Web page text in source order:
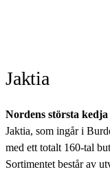
Jaktia
Nordens största
Jaktia, som ingår i
med ett totalt 160-tal
Sortimentet består av